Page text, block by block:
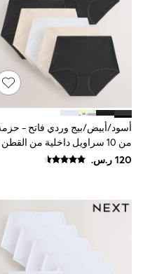
Love & Roses
Mint Velvet
Monsoon
River Island
SCHOOWEAR
Boys Schoolwear
Shoes
Trousers
Shorts
Shirts
Polo Shirts
& Jumpers
Coats & Jackets
& Swimwear
Trainers & Pumps
أسود/أبيض/بيج وردي فاتح -
من 10 سراويل داخلية من القطن
الغني